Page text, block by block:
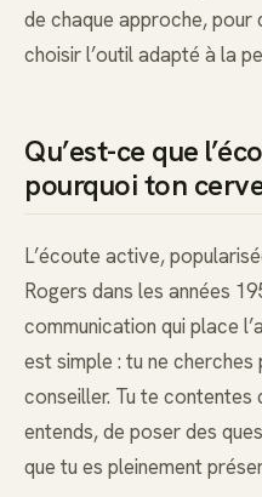
de chaque approche, pour
choisir l’outil adapté à la
Qu’est-ce que
pourquoi ton
L’écoute active,
Rogers dans les années
communication qui place
est simple : tu ne
conseiller. Tu te
entends, de poser des
que tu es pleinement